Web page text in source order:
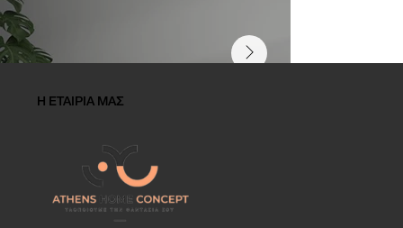
Η ΕΤΑΙΡΙΑ ΜΑΣ